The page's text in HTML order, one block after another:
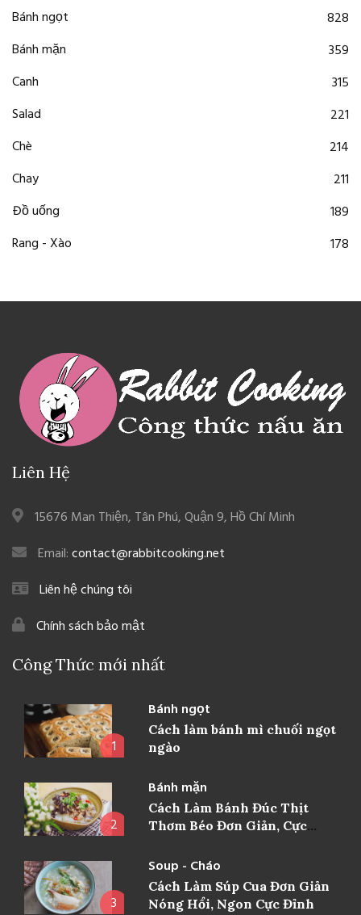
Bánh ngọt
828
Bánh mặn
359
Canh
315
Salad
221
Chè
214
Chay
211
Đồ uống
189
Rang - Xào
178
Liên Hệ
15676 Man Thiện, Tân Phú, Quận 9, Hồ Chí Minh
Email:contact@rabbitcooking.net
Liên hệ chúng tôi
Chính sách bảo mật
Công Thức mới nhất
1
Bánh ngọt
Cách làm bánh mì chuối ngọt
ngào
2
Bánh mặn
Cách Làm Bánh Đúc Thịt
Thơm Béo Đơn Giản, Cực
3
Soup - Cháo
Cách Làm Súp Cua Đơn Giản
Nóng Hổi, Ngon Cực Đỉnh